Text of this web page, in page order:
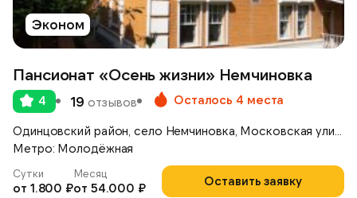
Эконом
Пансионат «Осень жизни» Немчиновка
4 19 отзывов Осталось 4 места
Метро: Молодёжная
Оставить заявку
Сутки
от 1.800 ₽
Месяц
от 54.000 ₽